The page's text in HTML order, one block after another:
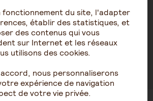
19 20 21 22 23 24
fonctionnement du site, l'adapter
établir des statistiques, et
des contenus qui vous
sur Internet et les réseaux
utilisons des cookies.
nous personnaliserons
expérience de navigation
de votre vie privée.